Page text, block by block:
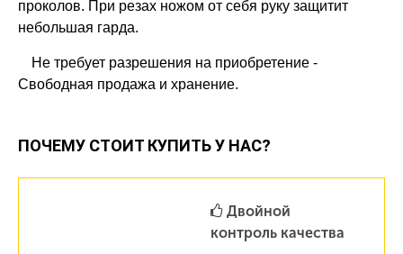
проколов. При резах ножом от себя руку защитит
небольшая гарда.
Не требует разрешения на приобретение -
Свободная продажа и хранение.
ПОЧЕМУ СТОИТ КУПИТЬ У НАС?
Двойной
контроль качества